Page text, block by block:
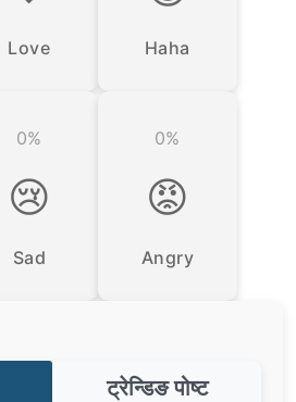
Love Haha
0%
😢
Sad
0%
😡
Angry
ट्रेन्डिङ पोष्ट